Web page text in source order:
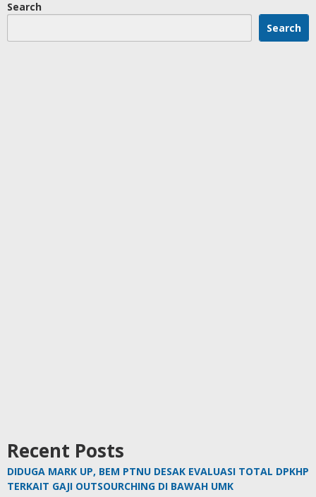
Search
Search
Recent Posts
DIDUGA MARK UP, BEM PTNU DESAK EVALUASI TOTAL DPKHP
TERKAIT GAJI OUTSOURCHING DI BAWAH UMK